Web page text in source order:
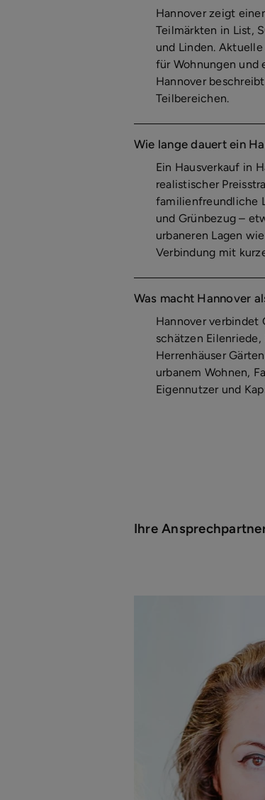
Hannover zeigt
Teilmärkten in List,
und Linden.
für Wohnungen und
Hannover
Teilbereichen.
Wie lange dauert ein
Ein Hausverkauf in
realistischer
familienfreundliche
und Grünbezug –
urbaneren Lagen
Verbindung mit
Was macht Hannover
Hannover verbindet
schätzen
Herrenhäuser
urbanem Wohnen,
Eigennutzer und
Ihre